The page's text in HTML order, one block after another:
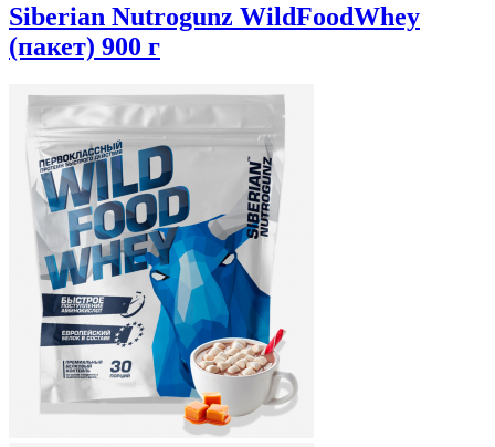
Siberian Nutrogunz WildFoodWhey
(пакет) 900 г